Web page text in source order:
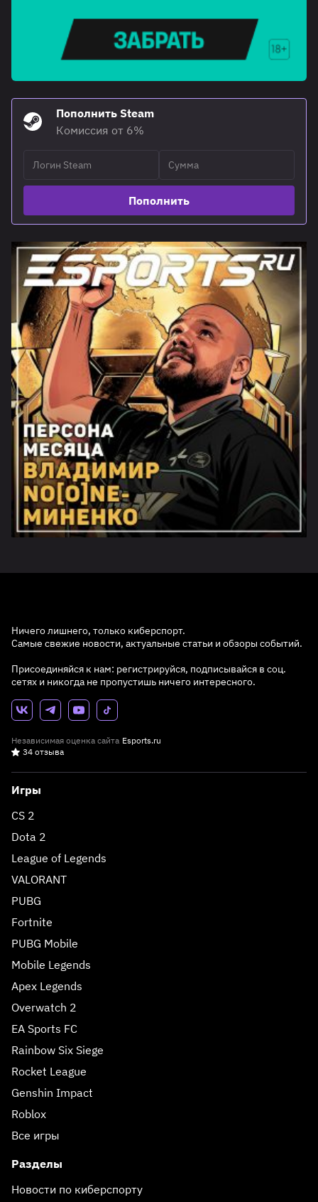
Пополнить Steam
Комиссия от 6%
Пополнить
Ничего лишнего, только киберспорт.
Самые свежие новости, актуальные статьи и обзоры событий.
Присоединяйся к нам: регистрируйся, подписывайся в соц.
сетях и никогда не пропустишь ничего интересного.
Независимая оценка сайта Esports.ru
34 отзыва
Игры
CS 2
Dota 2
League of Legends
VALORANT
PUBG
Fortnite
PUBG Mobile
Mobile Legends
Apex Legends
Overwatch 2
EA Sports FC
Rainbow Six Siege
Rocket League
Genshin Impact
Roblox
Все игры
Разделы
Новости по киберспорту